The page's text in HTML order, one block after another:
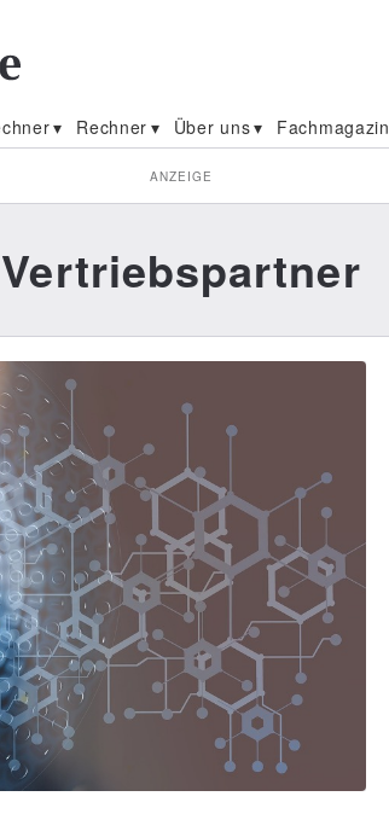
Rechner Über uns Fachmagazin
ANZEIGE
Vertriebspartner